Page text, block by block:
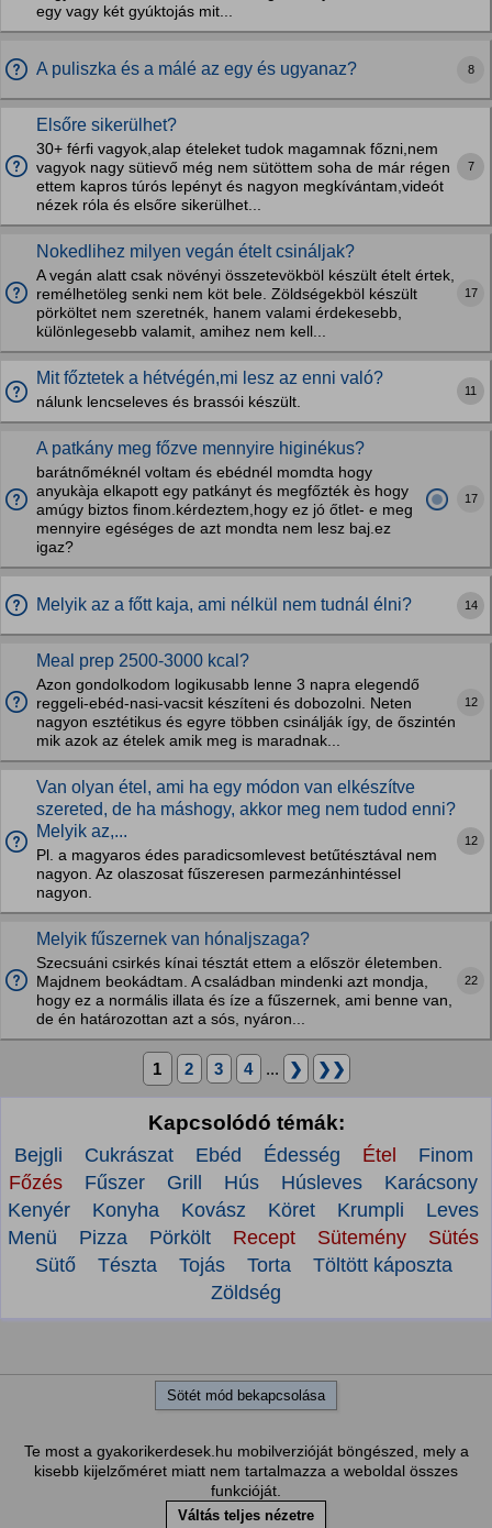
egy vagy két gyúktojás mit...
A puliszka és a málé az egy és ugyanaz? 8
Elsőre sikerülhet?
30+ férfi vagyok,alap ételeket tudok magamnak főzni,nem
vagyok nagy sütievő még nem sütöttem soha de már régen
ettem kapros túrós lepényt és nagyon megkívántam,videót
nézek róla és elsőre sikerülhet...
7
Nokedlihez milyen vegán ételt csináljak?
A vegán alatt csak növényi összetevökböl készült ételt értek,
remélhetöleg senki nem köt bele. Zöldségekböl készült
pörköltet nem szeretnék, hanem valami érdekesebb,
különlegesebb valamit, amihez nem kell...
17
Mit főztetek a hétvégén,mi lesz az enni való?
nálunk lencseleves és brassói készült.
11
A patkány meg főzve mennyire higinékus?
barátnőméknél voltam és ebédnél momdta hogy
anyukàja elkapott egy patkányt és megfőzték ès hogy
amúgy biztos finom.kérdeztem,hogy ez jó őtlet- e meg
mennyire egéséges de azt mondta nem lesz baj.ez
igaz?
17
Melyik az a főtt kaja, ami nélkül nem tudnál élni? 14
Meal prep 2500-3000 kcal?
Azon gondolkodom logikusabb lenne 3 napra elegendő
reggeli-ebéd-nasi-vacsit készíteni és dobozolni. Neten
nagyon esztétikus és egyre többen csinálják így, de őszintén
mik azok az ételek amik meg is maradnak...
12
Van olyan étel, ami ha egy módon van elkészítve
szereted, de ha máshogy, akkor meg nem tudod enni?
Melyik az,...
Pl. a magyaros édes paradicsomlevest betűtésztával nem
nagyon. Az olaszosat fűszeresen parmezánhintéssel
nagyon.
12
Melyik fűszernek van hónaljszaga?
Szecsuáni csirkés kínai tésztát ettem a először életemben.
Majdnem beokádtam. A családban mindenki azt mondja,
hogy ez a normális illata és íze a fűszernek, ami benne van,
de én határozottan azt a sós, nyáron...
22
1 2 3 4 ... ❯ ❯❯
Kapcsolódó témák:
Bejgli Cukrászat Ebéd Édesség Étel
Finom
Főzés
Fűszer Grill Hús Húsleves
Karácsony
Kenyér
Konyha Kovász Köret Krumpli
Leves
Menü
Pizza Pörkölt Recept Sütemény
Sütés
Sütő
Tészta Tojás Torta
Töltött káposzta
Zöldség
Sötét mód bekapcsolása
Te most a gyakorikerdesek.hu mobilverzióját böngészed, mely a
kisebb kijelzőméret miatt nem tartalmazza a weboldal összes
funkcióját.
Váltás teljes nézetre